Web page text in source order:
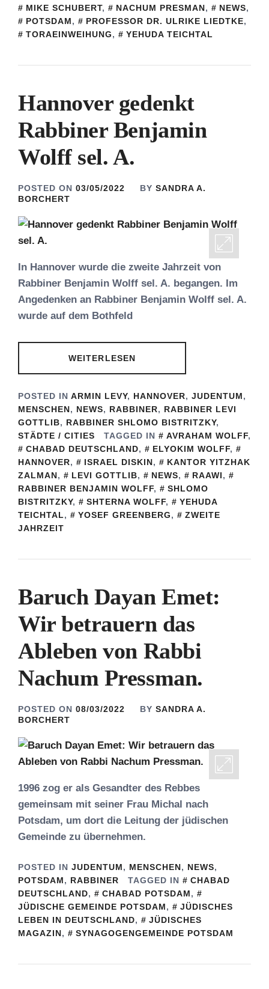
MIKE SCHUBERT, NACHUM PRESMAN, NEWS,
POTSDAM, PROFESSOR DR. ULRIKE LIEDTKE,
TORAEINWEIHUNG, YEHUDA TEICHTAL
Hannover gedenkt
Rabbiner Benjamin
Wolff sel. A.
POSTED ON 03/05/2022 BY SANDRA A.
BORCHERT
In Hannover wurde die zweite Jahrzeit von
Rabbiner Benjamin Wolff sel. A. begangen. Im
Angedenken an Rabbiner Benjamin Wolff sel. A.
wurde auf dem Bothfeld
WEITERLESEN
POSTED IN ARMIN LEVY, HANNOVER, JUDENTUM,
MENSCHEN, NEWS, RABBINER, RABBINER LEVI
GOTTLIB, RABBINER SHLOMO BISTRITZKY,
STÄDTE / CITIES
TAGGED IN AVRAHAM WOLFF,
CHABAD DEUTSCHLAND, ELYOKIM WOLFF,
HANNOVER, ISRAEL DISKIN,
KANTOR YITZHAK
ZALMAN, LEVI GOTTLIB, NEWS, RAAWI,
RABBINER BENJAMIN WOLFF,
SHLOMO
BISTRITZKY, SHTERNA WOLFF,
YEHUDA
TEICHTAL, YOSEF GREENBERG,
ZWEITE
JAHRZEIT
Baruch Dayan Emet:
Wir betrauern das
Ableben von Rabbi
Nachum Pressman.
POSTED ON 08/03/2022 BY SANDRA A.
BORCHERT
1996 zog er als Gesandter des Rebbes
gemeinsam mit seiner Frau Michal nach
Potsdam, um dort die Leitung der jüdischen
Gemeinde zu übernehmen.
POSTED IN JUDENTUM, MENSCHEN, NEWS,
POTSDAM, RABBINER TAGGED IN
CHABAD
DEUTSCHLAND, CHABAD POTSDAM,
JÜDISCHE GEMEINDE POTSDAM,
JÜDISCHES
LEBEN IN DEUTSCHLAND,
JÜDISCHES
MAGAZIN, SYNAGOGENGEMEINDE POTSDAM